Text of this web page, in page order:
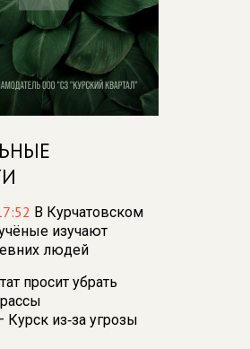
В Курчатовском
изучают
людей
просит убрать
Курск из‑за угрозы